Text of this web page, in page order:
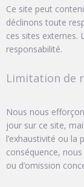
Ce site peut
déclinons toute
ces sites externes.
responsabilité.
Limitation de
Nous nous
jour sur ce site,
l’exhaustivité ou la
conséquence,
ou d’omission